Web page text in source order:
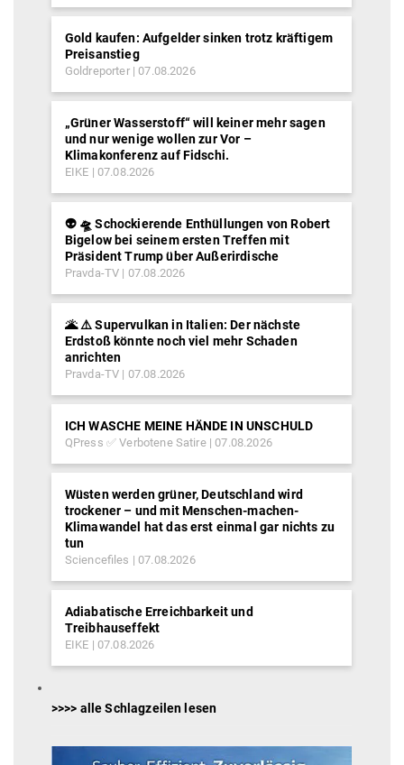
Gold kaufen: Aufgelder sinken trotz kräftigem
Preisanstieg
Goldreporter 07.08.2026
„Grüner Wasserstoff“ will keiner mehr sagen
und nur wenige wollen zur Vor –
Klimakonferenz auf Fidschi.
EIKE 07.08.2026
👽 🛸 Schockierende Enthüllungen von Robert
Bigelow bei seinem ersten Treffen mit
Präsident Trump über Außerirdische
Pravda-TV 07.08.2026
🌋 ⚠️ Supervulkan in Italien: Der nächste
Erdstoß könnte noch viel mehr Schaden
anrichten
Pravda-TV 07.08.2026
ICH WASCHE MEINE HÄNDE IN UNSCHULD
QPress ✅ Verbotene Satire 07.08.2026
Wüsten werden grüner, Deutschland wird
trockener – und mit Menschen-machen-
Klimawandel hat das erst einmal gar nichts zu
tun
Sciencefiles 07.08.2026
Adiabatische Erreichbarkeit und
Treibhauseffekt
EIKE 07.08.2026
>>>> alle Schlagzeilen lesen